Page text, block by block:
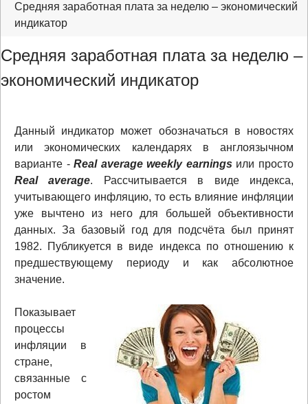
Средняя заработная плата за неделю – экономический
индикатор
Средняя заработная плата за неделю –
экономический индикатор
Данный индикатор может обозначаться в новостях
или экономических календарях в англоязычном
варианте -Real average weekly earnings или просто
Real average. Рассчитывается в виде индекса,
учитывающего инфляцию, то есть влияние инфляции
уже вычтено из него для большей объективности
данных. За базовый год для подсчёта был принят
1982. Публикуется в виде индекса по отношению к
предшествующему периоду и как абсолютное
значение.
Показывает
процессы
инфляции в
стране,
связанные с
ростом